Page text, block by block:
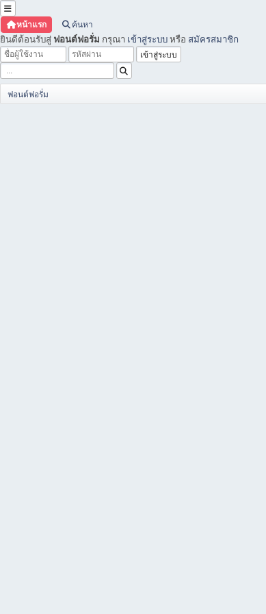
หน้าแรก ค้นหา
ยินดีต้อนรับสู่ ฟอนต์ฟอรั่ม กรุณา เข้าสู่ระบบหรือ สมัครสมาชิก
ฟอนต์ฟอรั่ม